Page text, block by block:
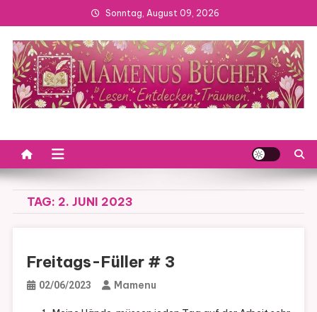
to
content
Sonntag, August 09, 2026
TAG: 2. JUNI 2023
Freitags-Füller # 3
02/06/2023 Mamenu